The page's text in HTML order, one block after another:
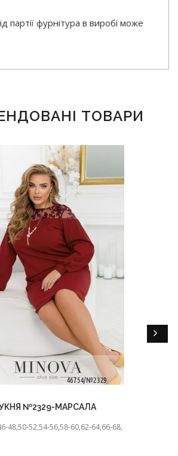
партії фурнітура в виробі може
ТОВАРИ
№2329-МАРСАЛА
48,50-52,54-56,58-60,62-64,66-68,